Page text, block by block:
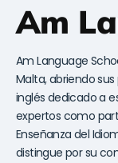
Am
Am Language
Malta, abriendo
inglés dedicado a
expertos como
Enseñanza del
distingue por su